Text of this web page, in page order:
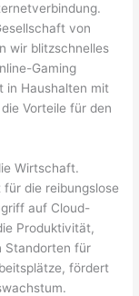
von
wir blitzschnelles
Gaming
in Haushalten mit
Vorteile für den
Wirtschaft.
die reibungslose
auf Cloud-
Produktivität,
Standorten für
fördert